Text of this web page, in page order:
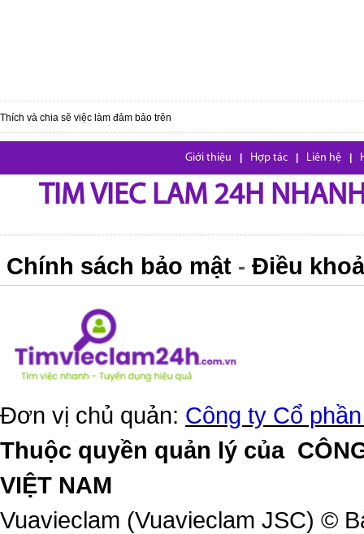
Thích và chia sẽ việc làm đảm bảo trên
Giới thiệu Hợp tác Liên hệ
TIM VIEC LAM 24H
Chính sách bảo mật - Điều
Đơn vị chủ quản: Công ty Cổ
Thuộc quyền quản lý của
VIỆT NAM
Vuavieclam (Vuavieclam JSC) ©